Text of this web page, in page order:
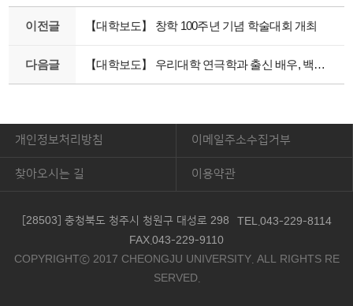
이전글 【대학보도】 창학 100주년 기념 학술대회 개최
다음글 【대학보도】 우리대학 연극학과 출신 배우, 백상예술대상 수상
개인정보처리방침 이메일주소수집거부
찾아오시는 길 이용약관
[28503] 충청북도 청주시 청원구 대성로 298
TEL.043-229-8114
FAX.043-229-9110
COPYRIGHTⓒ 2017 CHEONGJU UNIVERSITY. ALL RIGHTS RE
SERVED.